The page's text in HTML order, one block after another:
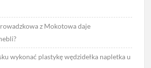
z Mokotowa daje
wykonać plastykę wędzidełka napletka u